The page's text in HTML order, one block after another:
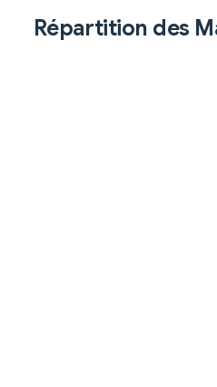
Répartition des